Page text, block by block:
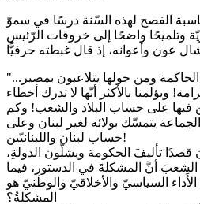
الفصح لهذه السّنة درسًا في سموّ
وتلميحًا واضحًا إلى خروقات الرّئيس
"...وكم يؤلمنا أن نرى الجماعة الحاكمة ومن حولها يتلاعبون بمصير
ويؤلمنا بالأكثر أنّها لا تدرك أخطاء
فيها على حساب البلاد والشعب! وكم
يتمسّك بولائه لغير لبنان وعلى
حساب لبنان واللبنانيّين!
قصدًا تأليفَ الحكومة ويشلّون الدولةِ،
الشعبَ أنَّ المشكلةَ في الدستورِ، فيما
السياسيّ والأخلاقيّ والوطنيّ هو